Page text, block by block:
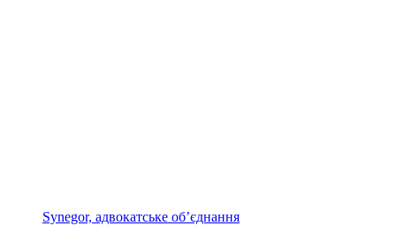
Synegor, адвокатське об’єднання